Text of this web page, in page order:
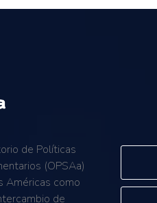
de Políticas
(OPSAa)
Américas como
de